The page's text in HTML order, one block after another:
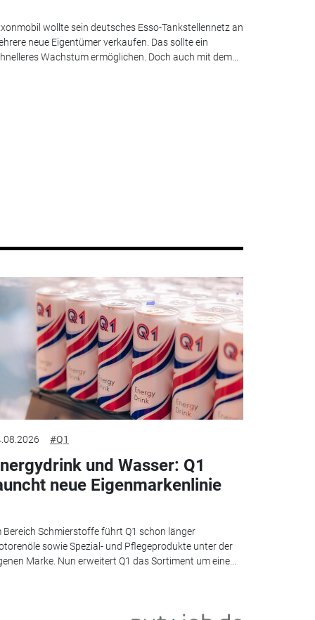
wollte sein deutsches Esso-Tankstellennetz an
neue Eigentümer verkaufen. Das sollte ein
Wachstum ermöglichen. Doch auch mit dem...
#Q1
und Wasser: Q1
neue Eigenmarkenlinie
Bereich Schmierstoffe führt Q1 schon länger
sowie Spezial- und Pflegeprodukte unter der
Marke. Nun erweitert Q1 das Sortiment um eine...